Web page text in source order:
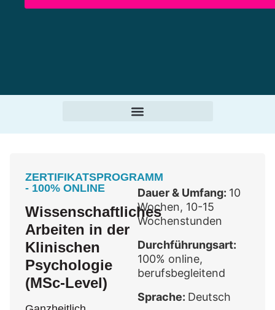
ZERTIFIKATSPROGRAMM
- 100% ONLINE
Wissenschaftliches
Arbeiten in der
Klinischen
Psychologie
(MSc-Level)
Dauer & Umfang: 10
Wochen, 10-15
Wochenstunden
Durchführungsart:
100% online,
berufsbegleitend
Sprache: Deutsch